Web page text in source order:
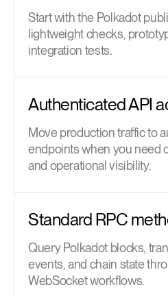
Start with the Polkadot
lightweight checks,
integration tests.
Authenticated API
Move production traffic to
endpoints when you need
and operational visibility.
Standard RPC
Query Polkadot blocks,
events, and chain state
WebSocket workflows.